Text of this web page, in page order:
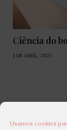
Usamos cookies
Ciência do
1 DE ABRIL, 2023